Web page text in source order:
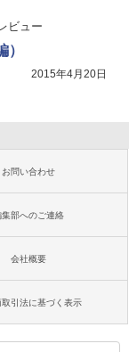
ビュー
2015年4月20日
お問い合わせ
集部へのご連絡
会社概要
取引法に基づく表示